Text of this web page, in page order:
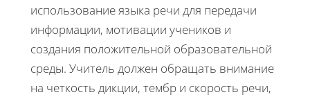
использование языка речи для передачи
информации, мотивации учеников и
создания положительной образовательной
среды. Учитель должен обращать внимание
на четкость дикции, тембр и скорость речи,